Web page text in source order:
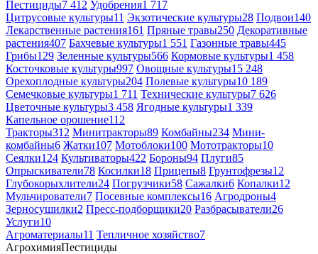
Пестициды7 412 Удобрения1 717
Цитрусовые культуры11 Экзотические культуры28 Подвои140
Лекарственные растения161 Пряные травы250 Декоративные
растения407 Бахчевые культуры1 551 Газонные травы445
Грибы129 Зеленные культуры566 Кормовые культуры1 458
Косточковые культуры997 Овощные культуры15 248
Орехоплодные культуры204 Полевые культуры10 189
Семечковые культуры1 711 Технические культуры7 626
Цветочные культуры3 458 Ягодные культуры1 339
Капельное орошение112
Тракторы312 Минитракторы89 Комбайны234 Мини-
комбайны6 Жатки107 Мотоблоки100 Мототракторы10
Сеялки124 Культиваторы422 Бороны94 Плуги85
Опрыскиватели78 Косилки18 Прицепы8 Грунтофрезы12
Глубокорыхлители24 Погрузчики58 Сажалки6 Копалки12
Мульчирователи7 Посевные комплексы16 Агродроны4
Зерносушилки2 Пресс-подборщики20 Разбрасыватели26
Услуги10
Агроматериалы11 Тепличное хозяйство7
АгрохимияПестициды